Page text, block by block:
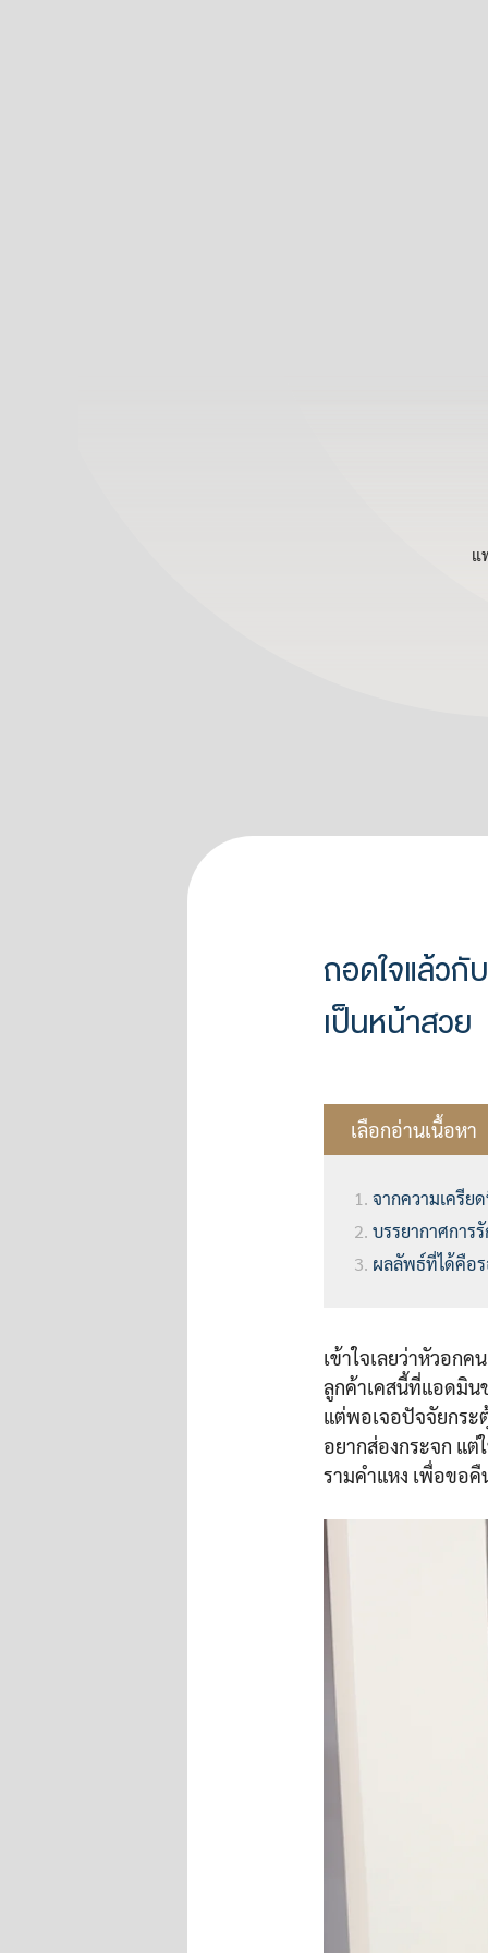
แ
ถอดใจแล้วกั
เป็นหน้าสวย
เลือกอ่านเนื้อหา
จากความเครีย
บรรยากาศการ
ผลลัพธ์ที่ได้คือ
เข้าใจเลยว่าหัวอก
ลูกค้าเคสนี้ที่แอดมิน
แต่พอเจอปัจจัยกระ
อยากส่องกระจก แ
รามคำแหง เพื่อขอ